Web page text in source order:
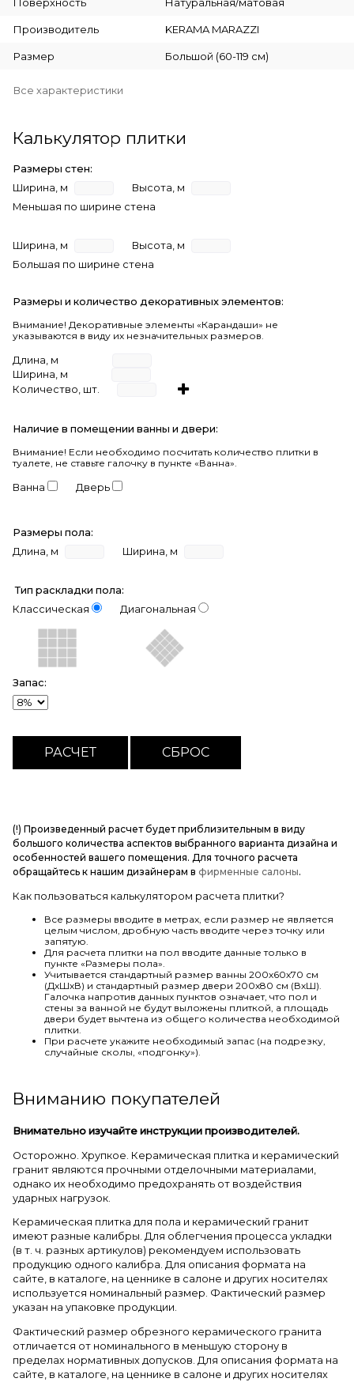
Производитель KERAMA MARAZZI
Размер Большой (60-119 см)
Все характеристики
Калькулятор плитки
Размеры стен:
Ширина, м
Высота, м
Меньшая по ширине стена
Ширина, м
Высота, м
Большая по ширине стена
Размеры и количество декоративных элементов:
Внимание! Декоративные элементы «Карандаши» не
указываются в виду их незначительных размеров.
Длина, м
Ширина, м
Количество, шт.
Наличие в помещении ванны и двери:
Внимание! Если необходимо посчитать количество плитки в
туалете, не ставьте галочку в пункте «Ванна».
Ванна Дверь
Размеры пола:
Длина, м
Ширина, м
Тип раскладки пола:
Классическая
Диагональная
Запас:
(!) Произведенный расчет будет приблизительным в виду
большого количества аспектов выбранного варианта дизайна и
особенностей вашего помещения. Для точного расчета
обращайтесь к нашим дизайнерам в фирменные салоны.
Как пользоваться калькулятором расчета плитки?
Все размеры вводите в метрах, если размер не является
целым числом, дробную часть вводите через точку или
запятую.
Для расчета плитки на пол вводите данные только в
пункте «Размеры пола».
Учитывается стандартный размер ванны 200х60х70 см
(ДхШхВ) и стандартный размер двери 200х80 см (ВхШ).
Галочка напротив данных пунктов означает, что пол и
стены за ванной не будут выложены плиткой, а площадь
двери будет вычтена из общего количества необходимой
плитки.
При расчете укажите необходимый запас (на подрезку,
случайные сколы, «подгонку»).
Вниманию покупателей
Внимательно изучайте инструкции производителей.
Осторожно. Хрупкое. Керамическая плитка и керамический
гранит являются прочными отделочными материалами,
однако их необходимо предохранять от воздействия
ударных нагрузок.
Керамическая плитка для пола и керамический гранит
имеют разные калибры. Для облегчения процесса укладки
(в т. ч. разных артикулов) рекомендуем использовать
продукцию одного калибра. Для описания формата на
сайте, в каталоге, на ценнике в салоне и других носителях
используется номинальный размер. Фактический размер
указан на упаковке продукции.
Фактический размер обрезного керамического гранита
отличается от номинального в меньшую сторону в
пределах нормативных допусков. Для описания формата на
сайте, в каталоге, на ценнике в салоне и других носителях